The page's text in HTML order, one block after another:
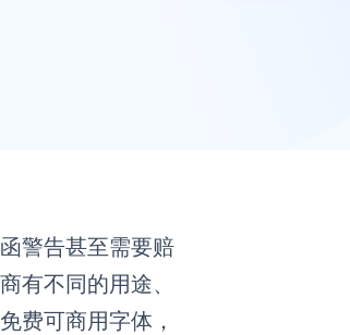
警告甚至需要赔
有不同的用途、
费可商用字体，